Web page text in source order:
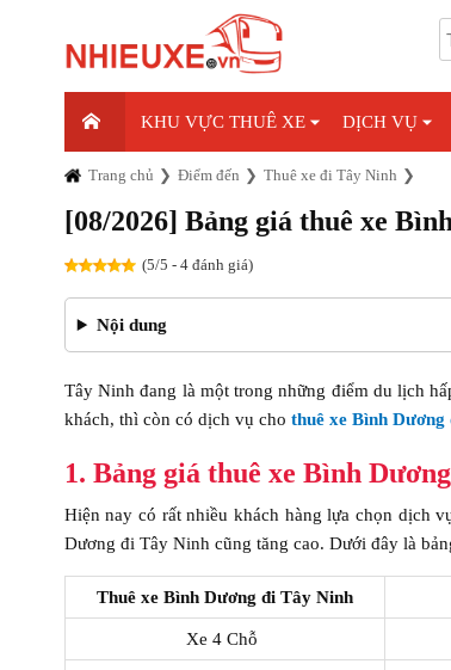
KHU VỰC THUÊ XE DỊCH VỤ
Trang chủ Điểm đến Thuê xe đi Tây Ninh
[08/2026] Bảng giá thuê xe
(5/5 - 4 đánh giá)
Nội dung
Tây Ninh đang là một trong những điểm du lịch
khách, thì còn có dịch vụ cho thuê xe Bình
1. Bảng giá thuê xe Bình
Hiện nay có rất nhiều khách hàng lựa chọn dịch
Dương đi Tây Ninh cũng tăng cao. Dưới đây là
Thuê xe Bình Dương đi Tây Ninh
Xe 4 Chỗ